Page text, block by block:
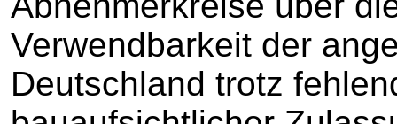
Verwendbarkeit der
Deutschland trotz